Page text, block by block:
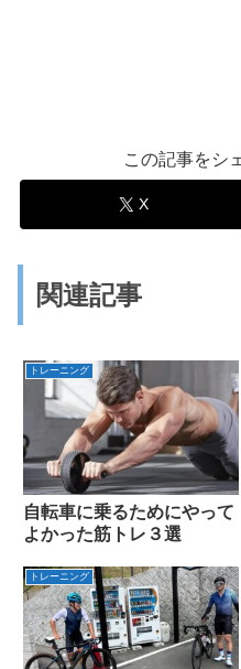
この記事をシ
X
関連記事
トレーニング
自転車に乗るためにやって
よかった筋トレ３選
トレーニング